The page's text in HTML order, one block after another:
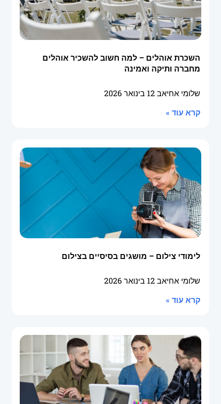
השכרת אוהלים – למה חשוב להשכיר אוהלים
מחברה ותיקה ואמינה
שלומי אחיאב12 בינואר 2026
קרא עוד »
לימודי צילום – מושגים בסיסיים בצילום
שלומי אחיאב12 בינואר 2026
קרא עוד »